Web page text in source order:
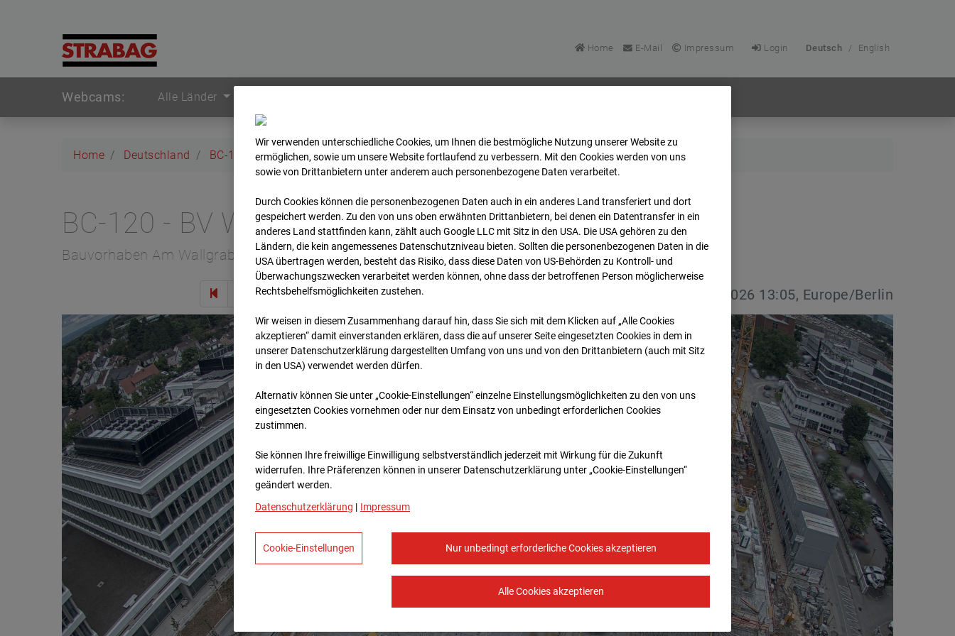
Home E-Mail Impressum Login Deutsch / English
Webcams: Alle Länder
Home Deutschland BC-120 - BV W2 Campus BT 1-3 Archiv 2026 06 03 13:05
BC-120 - BV W2 Campus BT 1-3
Bauvorhaben Am Wallgraben 99, 70565 Stuttgart
Zur Übersicht 03.06.2026 13:05, Europe/Berlin
Wir verwenden unterschiedliche Cookies, um Ihnen die best­mögliche Nutzung unserer Website zu
ermöglichen, sowie um unsere Website fortlaufend zu verbessern. Mit den Cookies werden von uns
sowie von Drittanbietern unter anderem auch personenbezogene Daten verarbeitet.
Durch Cookies können die personenbezogenen Daten auch in ein anderes Land transferiert und dort
gespeichert werden. Zu den von uns oben erwähnten Drittanbietern, bei denen ein Datentransfer in ein
anderes Land stattfinden kann, zählt auch Google LLC mit Sitz in den USA. Die USA gehören zu den
Ländern, die kein angemessenes Datenschutzniveau bieten. Sollten die personenbezogenen Daten in die
USA übertragen werden, besteht das Risiko, dass diese Daten von US-Behörden zu Kontroll- und
Überwachungszwecken verarbeitet werden können, ohne dass der betroffenen Person möglicherweise
Rechtsbehelfsmöglichkeiten zustehen.
Wir weisen in diesem Zusammenhang darauf hin, dass Sie sich mit dem Klicken auf „Alle Cookies
akzeptieren“ damit ein­ver­standen erklären, dass die auf unserer Seite eingesetzten Cookies in dem in
unserer Datenschutzerklärung dargestellten Umfang von uns und von den Drittanbietern (auch mit Sitz
in den USA) verwendet werden dürfen.
Alternativ können Sie unter „Cookie-Einstellungen“ einzelne Einstellungsmöglichkeiten zu den von uns
eingesetzten Cookies vornehmen oder nur dem Einsatz von unbedingt erforderlichen Cookies
zustimmen.
Sie können Ihre freiwillige Einwilligung selbstverständlich jederzeit mit Wirkung für die Zukunft
widerrufen. Ihre Prä­fe­renzen können in unserer Datenschutzerklärung unter „Cookie-Einstellungen“
geändert werden.
Datenschutzerklärung | Impressum
Nur unbedingt erforderliche Cookies akzeptieren
Alle Cookies akzeptieren
Cookie-Einstellungen